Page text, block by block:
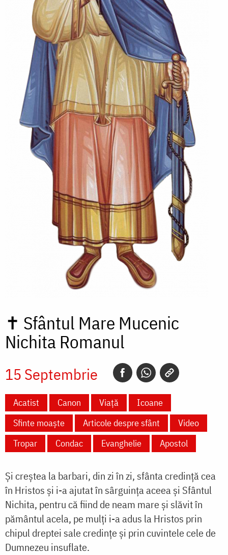
✝ Sfântul Mare Mucenic
Nichita Romanul
15 Septembrie
Acatist Canon Viață
Icoane
Sfinte moaște
Articole despre sfânt
Video
Tropar
Condac Evanghelie Apostol
Și creștea la barbari, din zi în zi, sfânta credință cea
în Hristos și i-a ajutat în sârguința aceea și Sfântul
Nichita, pentru că fiind de neam mare și slăvit în
pământul acela, pe mulți i-a adus la Hristos prin
chipul dreptei sale credințe și prin cuvintele cele de
Dumnezeu insuflate.